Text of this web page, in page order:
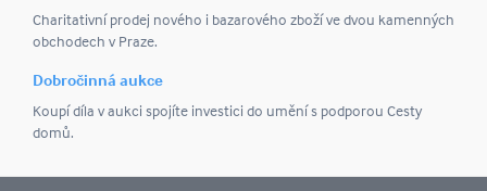
Charitativní prodej nového i bazarového zboží ve dvou kamenných
obchodech v Praze.
Dobročinná aukce
Koupí díla v aukci spojíte investici do umění s podporou Cesty
domů.